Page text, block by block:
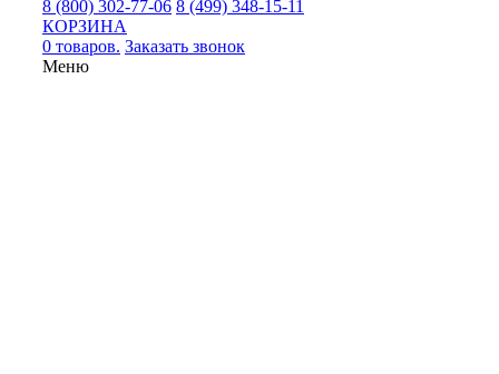
8 (800) 302-77-06 8 (499) 348-15-11
КОРЗИНА
0 товаров. Заказать звонок
Меню